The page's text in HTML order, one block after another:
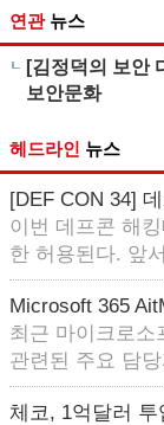
연관 뉴스
[김정덕의 보안
보안문화
헤드라인 뉴스
[DEF CON 34]
이번 데프콘 해
한 허용된다. 앞
Microsoft 365
최근 마이크로소
관련된 주요 담
체코, 1억달러 투